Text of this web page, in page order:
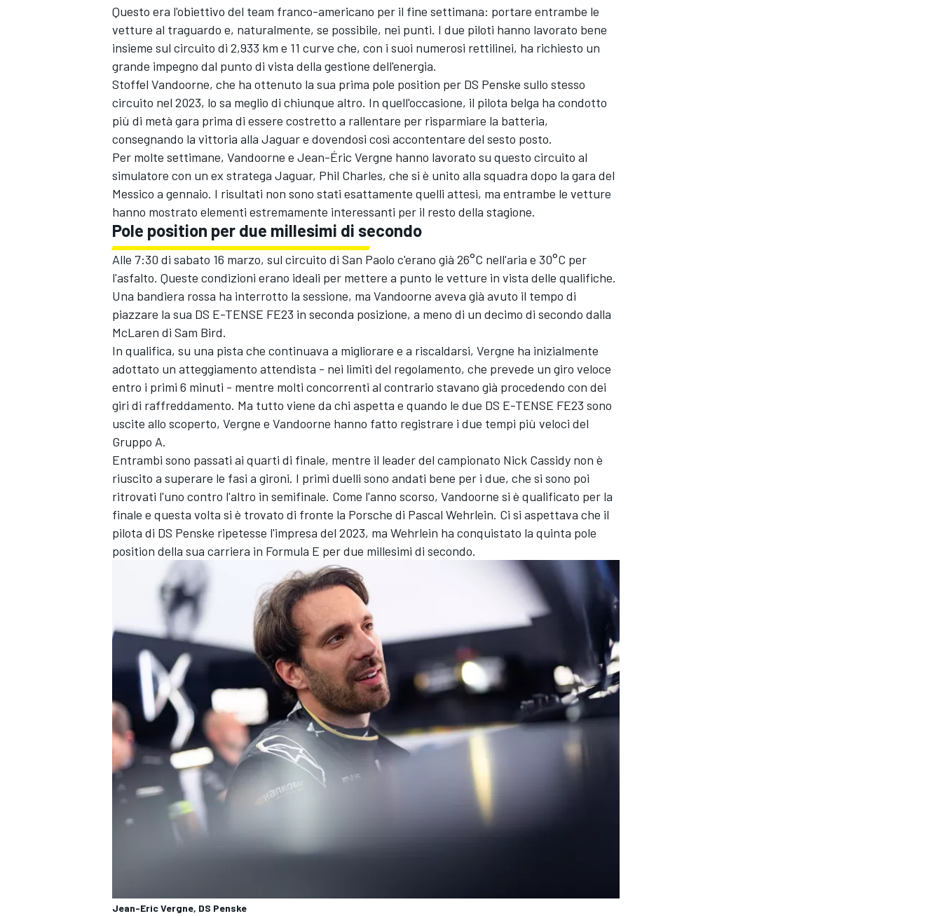
MONOPOSTO
ENDURANCE/GT
Questo era l'obiettivo del team franco-americano per il fine settimana: portare entrambe le
vetture al traguardo e, naturalmente, se possibile, nei punti. I due piloti hanno lavorato bene
insieme sul circuito di 2,933 km e 11 curve che, con i suoi numerosi rettilinei, ha richiesto un
grande impegno dal punto di vista della gestione dell'energia.
Stoffel Vandoorne, che ha ottenuto la sua prima pole position per DS Penske sullo stesso
circuito nel 2023, lo sa meglio di chiunque altro. In quell'occasione, il pilota belga ha condotto
più di metà gara prima di essere costretto a rallentare per risparmiare la batteria,
consegnando la vittoria alla Jaguar e dovendosi così accontentare del sesto posto.
Per molte settimane, Vandoorne e Jean-Éric Vergne hanno lavorato su questo circuito al
simulatore con un ex stratega Jaguar, Phil Charles, che si è unito alla squadra dopo la gara del
Messico a gennaio. I risultati non sono stati esattamente quelli attesi, ma entrambe le vetture
hanno mostrato elementi estremamente interessanti per il resto della stagione.
Pole position per due millesimi di secondo
Alle 7:30 di sabato 16 marzo, sul circuito di San Paolo c'erano già 26°C nell'aria e 30°C per
l'asfalto. Queste condizioni erano ideali per mettere a punto le vetture in vista delle qualifiche.
Una bandiera rossa ha interrotto la sessione, ma Vandoorne aveva già avuto il tempo di
piazzare la sua DS E-TENSE FE23 in seconda posizione, a meno di un decimo di secondo dalla
McLaren di Sam Bird.
In qualifica, su una pista che continuava a migliorare e a riscaldarsi, Vergne ha inizialmente
adottato un atteggiamento attendista - nei limiti del regolamento, che prevede un giro veloce
entro i primi 6 minuti - mentre molti concorrenti al contrario stavano già procedendo con dei
giri di raffreddamento. Ma tutto viene da chi aspetta e quando le due DS E-TENSE FE23 sono
uscite allo scoperto, Vergne e Vandoorne hanno fatto registrare i due tempi più veloci del
Gruppo A.
Entrambi sono passati ai quarti di finale, mentre il leader del campionato Nick Cassidy non è
riuscito a superare le fasi a gironi. I primi duelli sono andati bene per i due, che si sono poi
ritrovati l'uno contro l'altro in semifinale. Come l'anno scorso, Vandoorne si è qualificato per la
finale e questa volta si è trovato di fronte la Porsche di Pascal Wehrlein. Ci si aspettava che il
pilota di DS Penske ripetesse l'impresa del 2023, ma Wehrlein ha conquistato la quinta pole
position della sua carriera in Formula E per due millesimi di secondo.
Jean-Eric Vergne, DS Penske